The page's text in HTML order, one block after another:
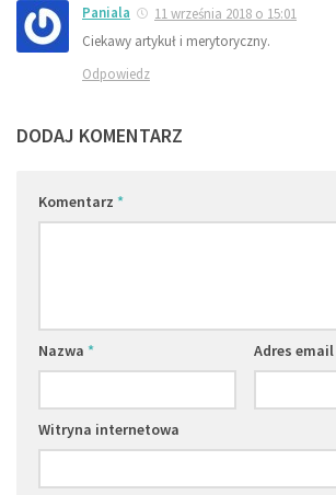
Paniala
11 września 2018 o 15:01
Ciekawy artykuł i merytoryczny.
Odpowiedz
DODAJ KOMENTARZ
Komentarz *
Nazwa * Adres email
Witryna internetowa